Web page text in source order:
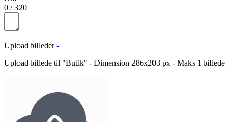
0 /320
Upload billeder -
Upload billede til "Butik" - Dimension 286x203 px - Maks 1 billede